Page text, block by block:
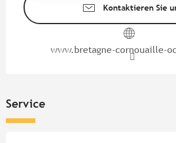
Kontaktieren Sie
www.bretagne-cornouaille-
Service